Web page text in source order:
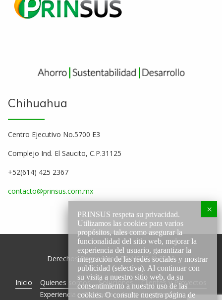
Chihuahua
Centro Ejecutivo No.5700 E3
Complejo Ind. El Saucito, C.P.31125
+52(614) 425 2367
contacto@prinsus.com.mx
Derechos Reservados PRINSUS © 2022
Inicio Quienes somos Soluciones
Clientes y Proyectos
Experiencia
Contacto Aviso de privacidad
PRINSUS respeta su privacidad.
Utilizamos las cookies para varios
propósitos, tales como asegurar la
funcionalidad del sitio web, mejorar la
experiencia del usuario, garantizar la
integración de las redes sociales y mostrar
publicidad (selectiva). Al continuar con
su visita a nuestro sitio web, da su
consentimiento a nuestro uso de las
cookies. O consulte nuestra página de